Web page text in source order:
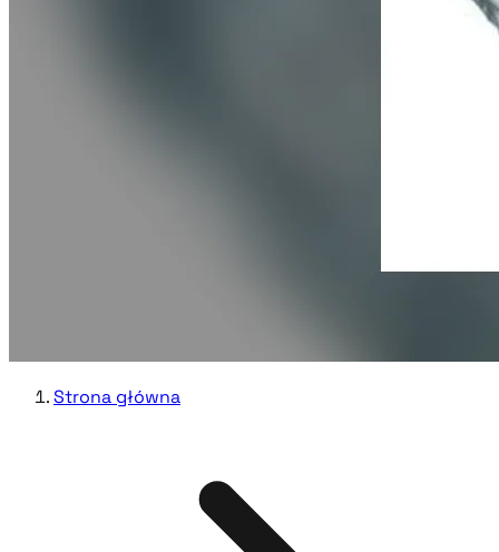
Strona główna